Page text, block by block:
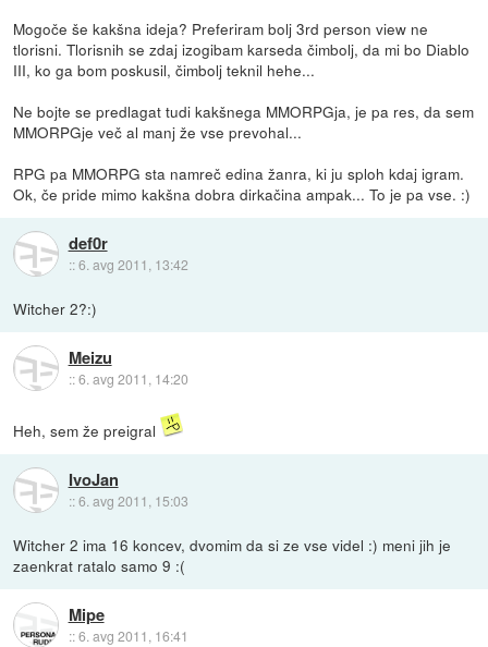
Mogoče še kakšna ideja? Preferiram bolj 3rd person view ne
tlorisni. Tlorisnih se zdaj izogibam karseda čimbolj, da mi bo Diablo
III, ko ga bom poskusil, čimbolj teknil hehe...
Ne bojte se predlagat tudi kakšnega MMORPGja, je pa res, da sem
MMORPGje več al manj že vse prevohal...
RPG pa MMORPG sta namreč edina žanra, ki ju sploh kdaj igram.
Ok, če pride mimo kakšna dobra dirkačina ampak... To je pa vse. :)
def0r
::6. avg 2011, 13:42
Witcher 2?:)
Meizu
::6. avg 2011, 14:20
Heh, sem že preigral
IvoJan
::6. avg 2011, 15:03
Witcher 2 ima 16 koncev, dvomim da si ze vse videl :) meni jih je
zaenkrat ratalo samo 9 :(
Mipe
::6. avg 2011, 16:41